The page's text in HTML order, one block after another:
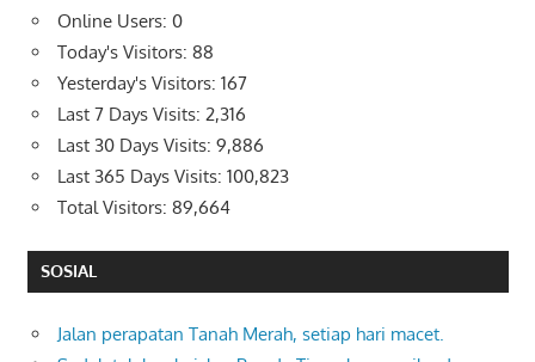
Online Users: 0
Today's Visitors: 88
Yesterday's Visitors: 167
Last 7 Days Visits: 2,316
Last 30 Days Visits: 9,886
Last 365 Days Visits: 100,823
Total Visitors: 89,664
SOSIAL
Jalan perapatan Tanah Merah, setiap hari macet.